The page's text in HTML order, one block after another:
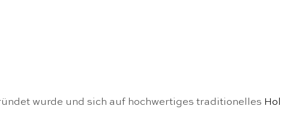
wurde und sich auf hochwertiges traditionelles